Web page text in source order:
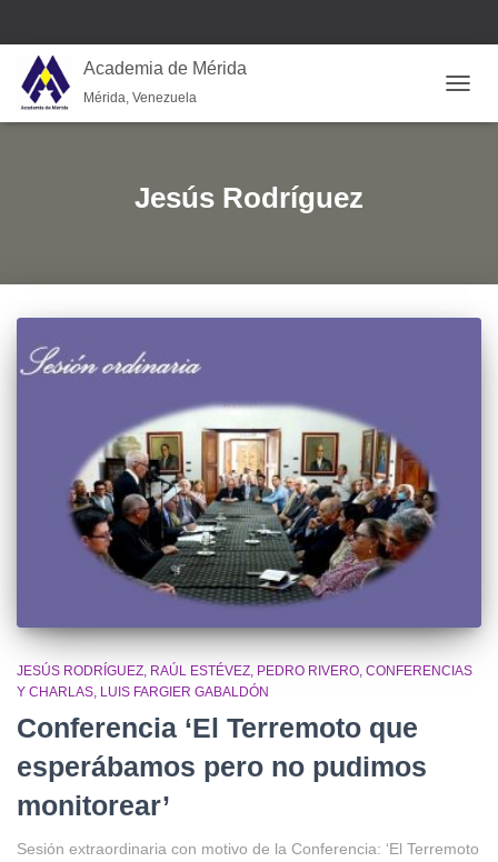
Academia de Mérida
Mérida, Venezuela
Jesús Rodríguez
JESÚS RODRÍGUEZ RAÚL ESTÉVEZ PEDRO RIVERO CONFERENCIAS
Y CHARLAS LUIS FARGIER GABALDÓN
Conferencia ‘El Terremoto que
esperábamos pero no pudimos
monitorear’
Sesión extraordinaria con motivo de la Conferencia: ‘El Terremoto